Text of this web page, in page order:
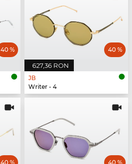
40 %
627,36 RON
40 %
JB
Writer - 4
40 % 40 %